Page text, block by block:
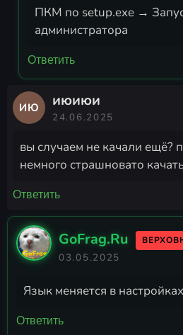
ПКМ по setup.exe →
администратора
Ответить
ИЮ июиюи
24.06.2025
вы случаем не качали ещё?
немного страшновато
Ответить
GoFrag.Ru
03.05.2025
Язык меняется в настройках
Ответить